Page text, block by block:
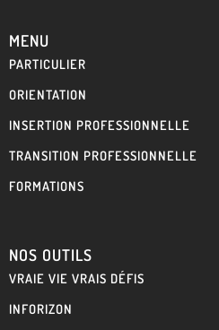
MENU
PARTICULIER
ORIENTATION
INSERTION PROFESSIONNELLE
TRANSITION PROFESSIONNELLE
FORMATIONS
NOS OUTILS
VRAIE VIE VRAIS DÉFIS
INFORIZON